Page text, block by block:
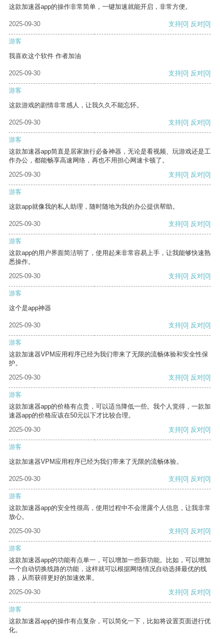
这款加速器app的操作非常简单，一键加速就能开启，非常方便。
2025-09-30 支持[0] 反对[0]
游客
我喜欢这个软件 作者加油
2025-09-30 支持[0] 反对[0]
游客
这款游戏的剧情非常感人，让我久久不能忘怀。
2025-09-30 支持[0] 反对[0]
游客
这款加速器app简直是居家旅行必备神器，无论是看视频、玩游戏还是工
作办公，都能畅享高速网络，再也不用担心网速卡顿了。
2025-09-30
支持[0] 反对[0]
游客
这款app就像我的私人助理，随时随地为我的办公提供帮助。
2025-09-30 支持[0] 反对[0]
游客
这款app的用户界面简洁明了，使用起来非常容易上手，让我能够快速熟
悉操作。
2025-09-30
支持[0] 反对[0]
游客
这个是app神器
2025-09-30 支持[0] 反对[0]
游客
这款加速器VPM应用程序已经为我们带来了无限的流畅体验和安全性保
护。
2025-09-30
支持[0] 反对[0]
游客
这款加速器app的价格有点贵，可以适当降低一些。我个人觉得，一款加
速器app的价格应该在50元以下才比较合理。
2025-09-30
支持[0] 反对[0]
游客
这款加速器VPM应用程序已经为我们带来了无限的流畅体验。
2025-09-30 支持[0] 反对[0]
游客
这款加速器app的安全性很高，使用过程中不会泄露个人信息，让我非常
放心。
2025-09-30
支持[0] 反对[0]
游客
这款加速器app的功能有点单一，可以增加一些新功能。比如，可以增加
一个自动切换线路的功能，这样就可以根据网络情况自动选择最优的线
路，从而获得更好的加速效果。
2025-09-30
支持[0] 反对[0]
游客
这款加速器app的操作有点复杂，可以简化一下，比如将设置页面进行优
化。